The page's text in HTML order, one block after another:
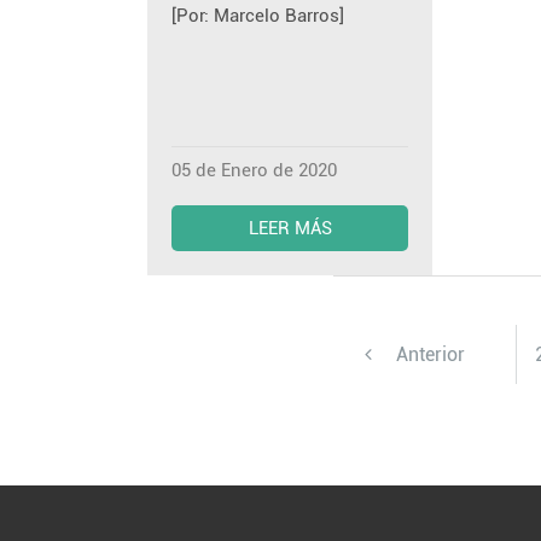
[Por: Marcelo Barros]
05 de Enero de 2020
LEER MÁS
Anterior